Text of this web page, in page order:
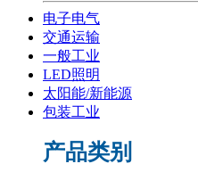
电子电气
交通运输
一般工业
LED照明
太阳能/新能源
包装工业
产品类别